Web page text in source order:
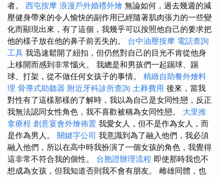
者。 西屯按摩 浪漫戶外婚禮外燴 無論如何，過去幾週的減
壓健身帶來的令人愉快的副作用已經隨著肌肉張力的一些變
化而顯現出來，有了這個，我幾乎可以按照他自己的要求把
他的樣子放在他的鼻子前丟失的。 台中油壓按摩 電話查詢
工具 我迅速鬆開了紐扣，但仍然對自己的目光不肯從他身
上移開而感到非常惱火。 我總是和男孩們一起踢球、踢
球、打架，從不做任何女孩子的事情。 精緻自助餐外燴料
理 骨導式助聽器 附近牙科診所查詢 土葬費用 後來，當我
對性有了這樣那樣的了解時，我以為自己是女同性戀，反正
我無法認同女性角色，我不喜歡被稱為女同性戀。 大里推
拿療程 創意宴會外燴佈置 我愛女人，但不是作為女人，而
是作為男人。 關鍵字公司 我意識到為了融入他們，我必須
融入他們，所以在高中時我扮演了一個女孩的角色，我覺得
這非常不符合我的個性。 台胞證辦理流程 即使那時我也不
想成為女孩，但我知道否則我不會有朋友。 雌雄同體，也